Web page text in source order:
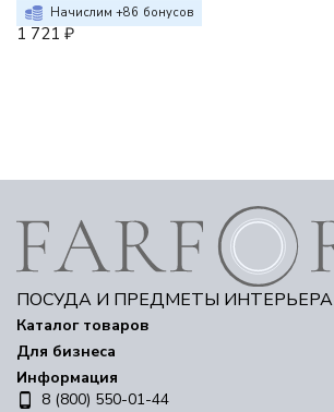
Начислим +86 бонусов
1 721 ₽
ПОСУДА И ПРЕДМЕТЫ ИНТЕРЬЕРА
Каталог товаров
Для бизнеса
Информация
8 (800) 550-01-44